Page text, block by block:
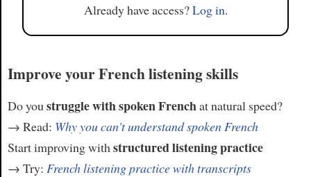
Already have access?Log in.
Improve your French listening skills
Do youstruggle with spoken Frenchat natural speed?
→ Read: Why you can't understand spoken French
Start improving withstructured listening practice
→ Try: French listening practice with transcripts